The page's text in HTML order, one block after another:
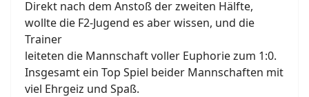
Direkt nach dem Anstoß der zweiten Hälfte,
wollte die F2-Jugend es aber wissen, und die
Trainer
leiteten die Mannschaft voller Euphorie zum 1:0.
Insgesamt ein Top Spiel beider Mannschaften mit
viel Ehrgeiz und Spaß.